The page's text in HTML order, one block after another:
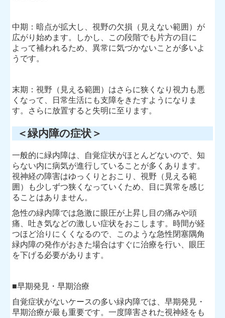
中期：暗点が拡大し、視野の欠損（見えない範囲）が
広がり始めます。しかし、この段階でも片方の目に
よって補われるため、異常に気づかないことが多いよ
うです。
末期：視野（見える範囲）はさらに狭くなり視力も悪
くなって、日常生活にも支障をきたすようになりま
す。さらに放置すると失明に至ります。
＜緑内障の症状＞
一般的に緑内障は、自覚症状がほとんどないので、知
らない内に病気が進行していることが多くあります。
視神経の障害はゆっくりとおこり、視野（見える範
囲）も少しずつ狭くなっていくため、目に異常を感じ
ることはありません。
急性の緑内障では急激に眼圧が上昇し目の痛みや頭
痛、吐き気などの激しい症状をおこします。時間が経
つほど治りにくくなるので、このような急性閉塞隅角
緑内障の発作がおきた場合はすぐに治療を行い、眼圧
を下げる必要があります。
■早期発見・早期治療
自覚症状がないケースの多い緑内障では、早期発見・
早期治療が最も重要です。一度障害された視神経をも